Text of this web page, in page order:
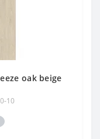
oak beige
10